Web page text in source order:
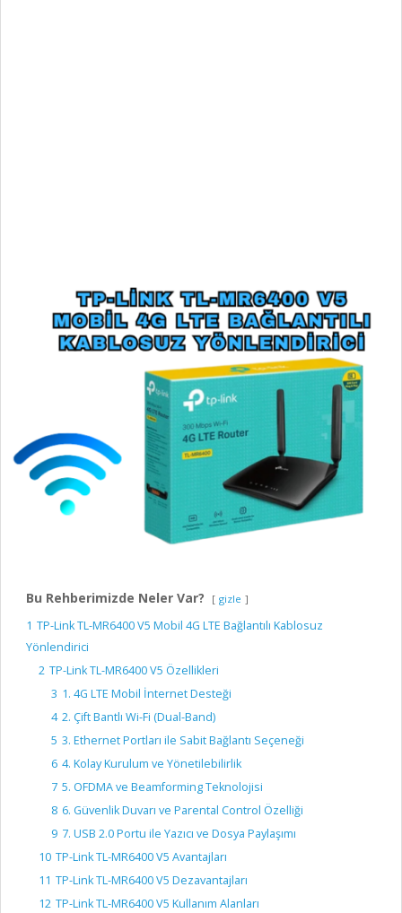
Bu Rehberimizde Neler Var? gizle
1 TP-Link TL-MR6400 V5 Mobil 4G LTE Bağlantılı Kablosuz
Yönlendirici
2 TP-Link TL-MR6400 V5 Özellikleri
3 1. 4G LTE Mobil İnternet Desteği
4 2. Çift Bantlı Wi-Fi (Dual-Band)
5 3. Ethernet Portları ile Sabit Bağlantı Seçeneği
6 4. Kolay Kurulum ve Yönetilebilirlik
7 5. OFDMA ve Beamforming Teknolojisi
8 6. Güvenlik Duvarı ve Parental Control Özelliği
9 7. USB 2.0 Portu ile Yazıcı ve Dosya Paylaşımı
10 TP-Link TL-MR6400 V5 Avantajları
11 TP-Link TL-MR6400 V5 Dezavantajları
12 TP-Link TL-MR6400 V5 Kullanım Alanları